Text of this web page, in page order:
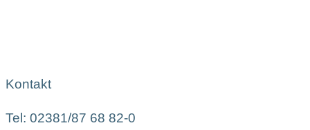
Kontakt
Tel: 02381/87 68 82-0